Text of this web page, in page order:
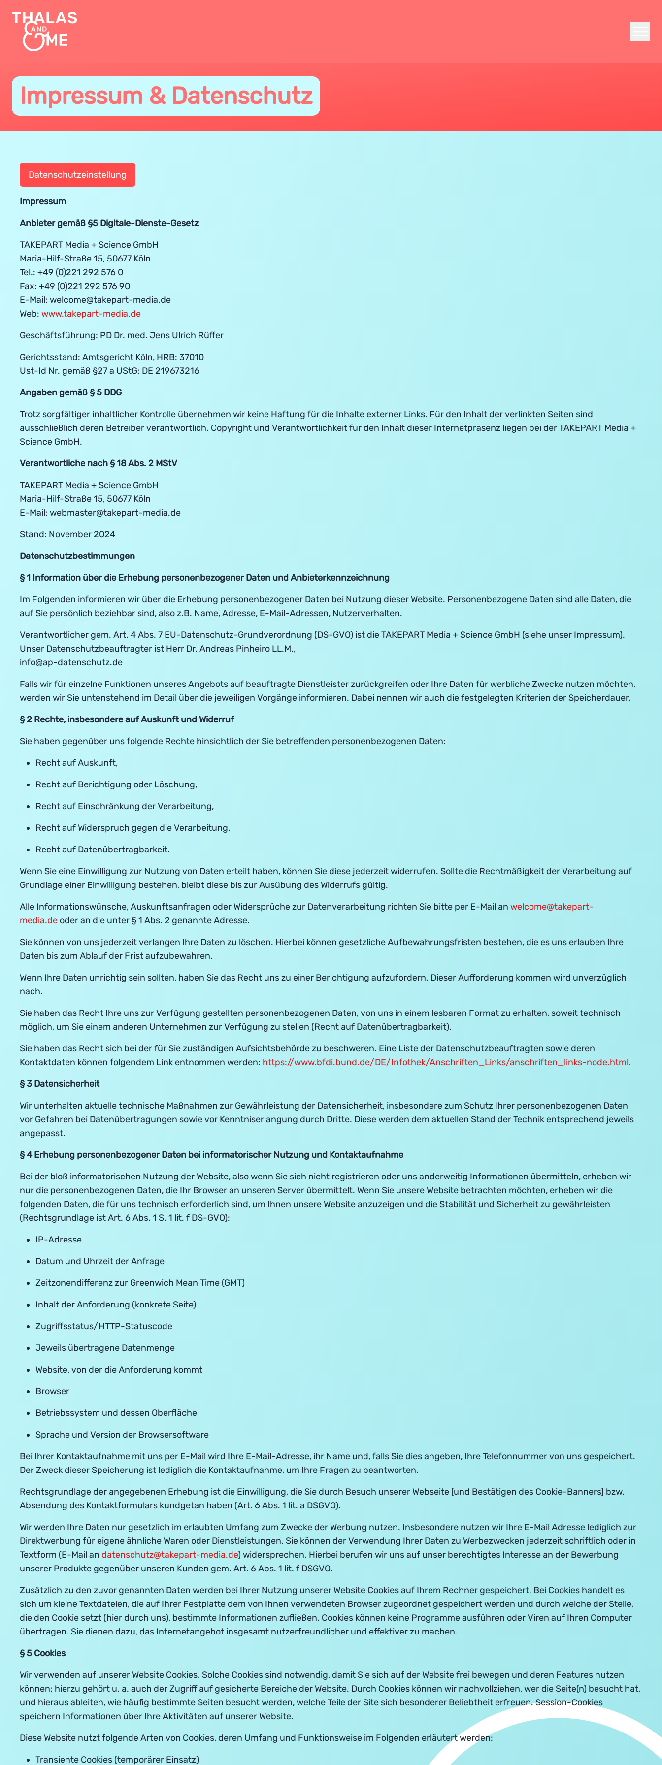
Impressum & Datenschutz
Datenschutzeinstellung
Impressum
Anbieter gemäß §5 Digitale-Dienste-Gesetz
TAKEPART Media + Science GmbH
Maria-Hilf-Straße 15, 50677 Köln
Tel.: +49 (0)221 292 576 0
Fax: +49 (0)221 292 576 90
E-Mail: welcome@takepart-media.de
Web: www.takepart-media.de
Geschäftsführung: PD Dr. med. Jens Ulrich Rüffer
Gerichtsstand: Amtsgericht Köln, HRB: 37010
Ust-Id Nr. gemäß §27 a UStG: DE 219673216
Angaben gemäß § 5 DDG
Trotz sorgfältiger inhaltlicher Kontrolle übernehmen wir keine Haftung für die Inhalte externer Links. Für den Inhalt der verlinkten Seiten sind
ausschließlich deren Betreiber verantwortlich. Copyright und Verantwortlichkeit für den Inhalt dieser Internetpräsenz liegen bei der TAKEPART Media +
Science GmbH.
Verantwortliche nach § 18 Abs. 2 MStV
TAKEPART Media + Science GmbH
Maria-Hilf-Straße 15, 50677 Köln
E-Mail: webmaster@takepart-media.de
Stand: November 2024
Datenschutzbestimmungen
§ 1 Information über die Erhebung personenbezogener Daten und Anbieterkennzeichnung
Im Folgenden informieren wir über die Erhebung personenbezogener Daten bei Nutzung dieser Website. Personenbezogene Daten sind alle Daten, die
auf Sie persönlich beziehbar sind, also z.B. Name, Adresse, E-Mail-Adressen, Nutzerverhalten.
Verantwortlicher gem. Art. 4 Abs. 7 EU-Datenschutz-Grundverordnung (DS-GVO) ist die TAKEPART Media + Science GmbH (siehe unser Impressum).
Unser Datenschutzbeauftragter ist Herr Dr. Andreas Pinheiro LL.M.,
info@ap-datenschutz.de
Falls wir für einzelne Funktionen unseres Angebots auf beauftragte Dienstleister zurückgreifen oder Ihre Daten für werbliche Zwecke nutzen möchten,
werden wir Sie untenstehend im Detail über die jeweiligen Vorgänge informieren. Dabei nennen wir auch die festgelegten Kriterien der Speicherdauer.
§ 2 Rechte, insbesondere auf Auskunft und Widerruf
Sie haben gegenüber uns folgende Rechte hinsichtlich der Sie betreffenden personenbezogenen Daten:
Recht auf Auskunft,
Recht auf Berichtigung oder Löschung,
Recht auf Einschränkung der Verarbeitung,
Recht auf Widerspruch gegen die Verarbeitung,
Recht auf Datenübertragbarkeit.
Wenn Sie eine Einwilligung zur Nutzung von Daten erteilt haben, können Sie diese jederzeit widerrufen. Sollte die Rechtmäßigkeit der Verarbeitung auf
Grundlage einer Einwilligung bestehen, bleibt diese bis zur Ausübung des Widerrufs gültig.
Alle Informationswünsche, Auskunftsanfragen oder Widersprüche zur Datenverarbeitung richten Sie bitte per E-Mail an welcome@takepart-
media.de oder an die unter § 1 Abs. 2 genannte Adresse.
Sie können von uns jederzeit verlangen Ihre Daten zu löschen. Hierbei können gesetzliche Aufbewahrungsfristen bestehen, die es uns erlauben Ihre
Daten bis zum Ablauf der Frist aufzubewahren.
Wenn Ihre Daten unrichtig sein sollten, haben Sie das Recht uns zu einer Berichtigung aufzufordern. Dieser Aufforderung kommen wird unverzüglich
nach.
Sie haben das Recht Ihre uns zur Verfügung gestellten personenbezogenen Daten, von uns in einem lesbaren Format zu erhalten, soweit technisch
möglich, um Sie einem anderen Unternehmen zur Verfügung zu stellen (Recht auf Datenübertragbarkeit).
Sie haben das Recht sich bei der für Sie zuständigen Aufsichtsbehörde zu beschweren. Eine Liste der Datenschutzbeauftragten sowie deren
Kontaktdaten können folgendem Link entnommen werden: https://www.bfdi.bund.de/DE/Infothek/Anschriften_Links/anschriften_links-node.html.
§ 3 Datensicherheit
Wir unterhalten aktuelle technische Maßnahmen zur Gewährleistung der Datensicherheit, insbesondere zum Schutz Ihrer personenbezogenen Daten
vor Gefahren bei Datenübertragungen sowie vor Kenntniserlangung durch Dritte. Diese werden dem aktuellen Stand der Technik entsprechend jeweils
angepasst.
§ 4 Erhebung personenbezogener Daten bei informatorischer Nutzung und Kontaktaufnahme
Bei der bloß informatorischen Nutzung der Website, also wenn Sie sich nicht registrieren oder uns anderweitig Informationen übermitteln, erheben wir
nur die personenbezogenen Daten, die Ihr Browser an unseren Server übermittelt. Wenn Sie unsere Website betrachten möchten, erheben wir die
folgenden Daten, die für uns technisch erforderlich sind, um Ihnen unsere Website anzuzeigen und die Stabilität und Sicherheit zu gewährleisten
(Rechtsgrundlage ist Art. 6 Abs. 1 S. 1 lit. f DS-GVO):
IP-Adresse
Datum und Uhrzeit der Anfrage
Zeitzonendifferenz zur Greenwich Mean Time (GMT)
Inhalt der Anforderung (konkrete Seite)
Zugriffsstatus/HTTP-Statuscode
Jeweils übertragene Datenmenge
Website, von der die Anforderung kommt
Browser
Betriebssystem und dessen Oberfläche
Sprache und Version der Browsersoftware
Bei Ihrer Kontaktaufnahme mit uns per E-Mail wird Ihre E-Mail-Adresse, ihr Name und, falls Sie dies angeben, Ihre Telefonnummer von uns gespeichert.
Der Zweck dieser Speicherung ist lediglich die Kontaktaufnahme, um Ihre Fragen zu beantworten.
Rechtsgrundlage der angegebenen Erhebung ist die Einwilligung, die Sie durch Besuch unserer Webseite [und Bestätigen des Cookie-Banners] bzw.
Absendung des Kontaktformulars kundgetan haben (Art. 6 Abs. 1 lit. a DSGVO).
Wir werden Ihre Daten nur gesetzlich im erlaubten Umfang zum Zwecke der Werbung nutzen. Insbesondere nutzen wir Ihre E-Mail Adresse lediglich zur
Direktwerbung für eigene ähnliche Waren oder Dienstleistungen. Sie können der Verwendung Ihrer Daten zu Werbezwecken jederzeit schriftlich oder in
Textform (E-Mail an datenschutz@takepart-media.de) widersprechen. Hierbei berufen wir uns auf unser berechtigtes Interesse an der Bewerbung
unserer Produkte gegenüber unseren Kunden gem. Art. 6 Abs. 1 lit. f DSGVO.
Zusätzlich zu den zuvor genannten Daten werden bei Ihrer Nutzung unserer Website Cookies auf Ihrem Rechner gespeichert. Bei Cookies handelt es
sich um kleine Textdateien, die auf Ihrer Festplatte dem von Ihnen verwendeten Browser zugeordnet gespeichert werden und durch welche der Stelle,
die den Cookie setzt (hier durch uns), bestimmte Informationen zufließen. Cookies können keine Programme ausführen oder Viren auf Ihren Computer
übertragen. Sie dienen dazu, das Internetangebot insgesamt nutzerfreundlicher und effektiver zu machen.
§ 5 Cookies
Wir verwenden auf unserer Website Cookies. Solche Cookies sind notwendig, damit Sie sich auf der Website frei bewegen und deren Features nutzen
können; hierzu gehört u. a. auch der Zugriff auf gesicherte Bereiche der Website. Durch Cookies können wir nachvollziehen, wer die Seite(n) besucht hat,
und hieraus ableiten, wie häufig bestimmte Seiten besucht werden, welche Teile der Site sich besonderer Beliebtheit erfreuen. Session-Cookies
speichern Informationen über Ihre Aktivitäten auf unserer Website.
Diese Website nutzt folgende Arten von Cookies, deren Umfang und Funktionsweise im Folgenden erläutert werden:
Transiente Cookies (temporärer Einsatz)